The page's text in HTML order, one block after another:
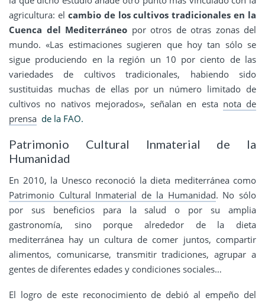
agricultura: el cambio de los cultivos tradicionales en la
Cuenca del Mediterráneo por otros de otras zonas del
mundo. «Las estimaciones sugieren que hoy tan sólo se
sigue produciendo en la región un 10 por ciento de las
variedades de cultivos tradicionales, habiendo sido
sustituidas muchas de ellas por un número limitado de
cultivos no nativos mejorados», señalan en esta nota de
prensa de la FAO.
Patrimonio Cultural Inmaterial de la
Humanidad
En 2010, la Unesco reconoció la dieta mediterránea como
Patrimonio Cultural Inmaterial de la Humanidad. No sólo
por sus beneficios para la salud o por su amplia
gastronomía, sino porque alrededor de la dieta
mediterránea hay un cultura de comer juntos, compartir
alimentos, comunicarse, transmitir tradiciones, agrupar a
gentes de diferentes edades y condiciones sociales…
El logro de este reconocimiento de debió al empeño del